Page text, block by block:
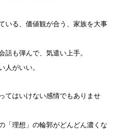
いる、価値観が合う、家族を大事
話も弾んで、気遣い上手。
人がいい。
てはいけない感情でもありませ
「理想」の輪郭がどんどん濃くな